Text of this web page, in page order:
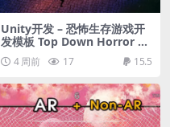
Unity开发 – 恐怖生存游戏开
发模板 Top Down Horror Su
rvival Complete Template
4 周前 17 15.5